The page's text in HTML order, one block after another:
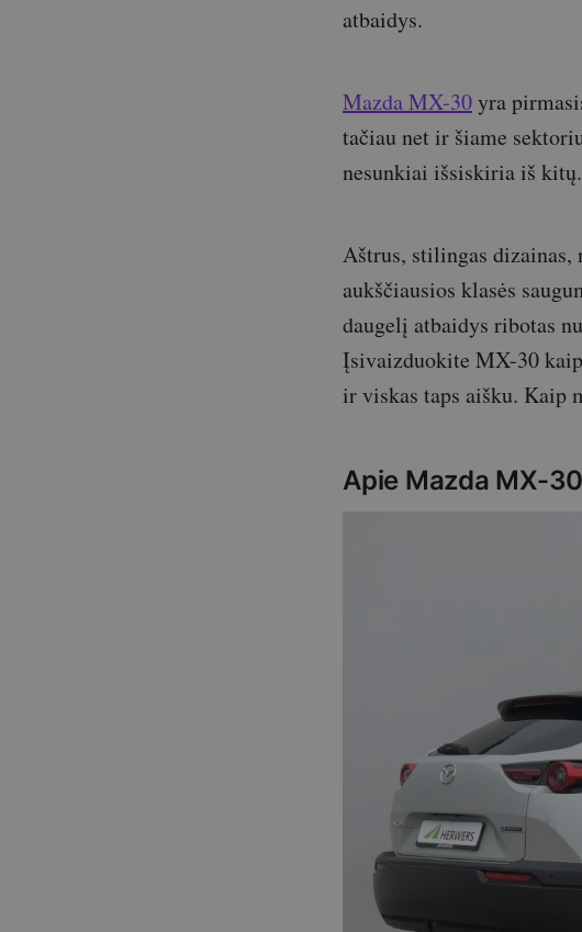
atbaidys.
Mazda MX-30yra
tačiau net ir šiame
nesunkiai išsiskiria iš kitų.
Aštrus, stilingas
aukščiausios klasės
daugelį atbaidys ribotas
Įsivaizduokite MX-30
ir viskas taps aišku. Kaip
Apie Mazda MX-30